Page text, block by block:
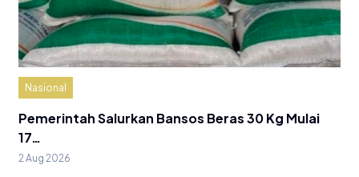
Nasional
Pemerintah Salurkan Bansos Beras 30 Kg Mulai
17…
2 Aug 2026